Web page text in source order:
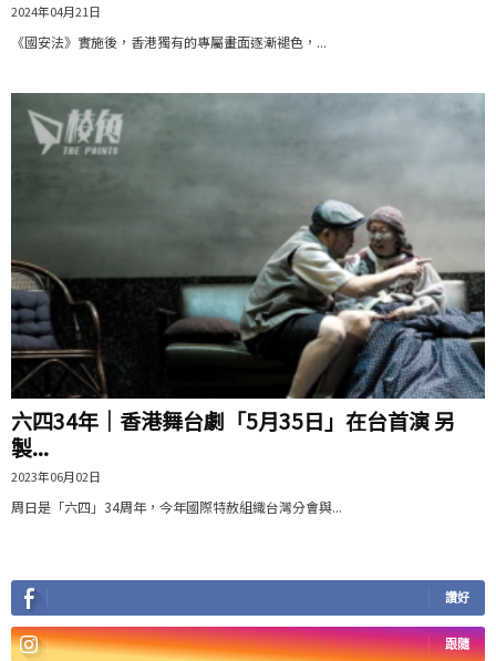
2024年04月21日
《國安法》實施後，香港獨有的專屬畫面逐漸褪色，...
六四34年｜香港舞台劇「5月35日」在台首演 另
製...
2023年06月02日
周日是「六四」34周年，今年國際特赦組織台灣分會與...
讚好
跟隨